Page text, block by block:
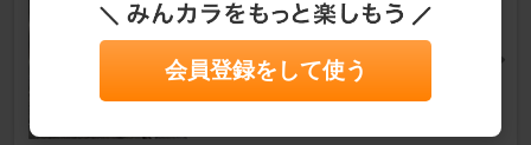
ポレーター交換
クルッポルさん
4
会員登録をして使う